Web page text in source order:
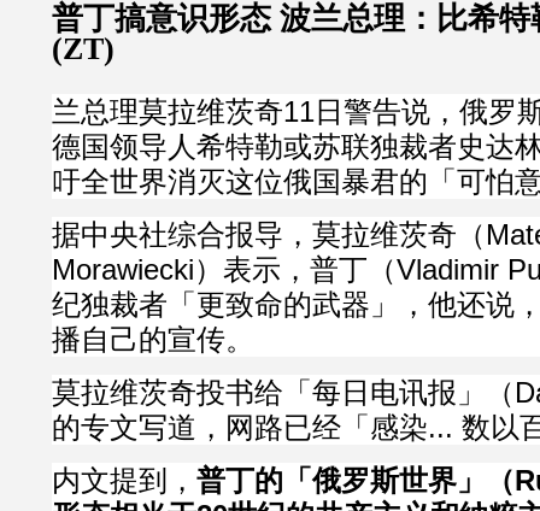
普丁搞意识形态 波兰总理：比希
(ZT)
兰总理莫拉维茨奇11日警告说，俄罗
德国领导人希特勒或苏联独裁者史达
吁全世界消灭这位俄国暴君的「可怕
据中央社综合报导，莫拉维茨奇（
Morawiecki）表示，普丁（Vladimir
纪独裁者「更致命的武器」，他还说
播自己的宣传。
莫拉维茨奇投书给「每日电讯报」（
的专文写道，网路已经「感染... 数以
内文提到， 普丁的「俄罗斯世界」（